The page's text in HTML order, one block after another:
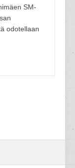
SM-
odotellaan